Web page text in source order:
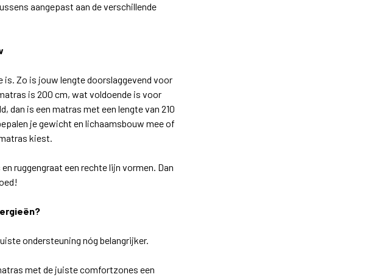
aangepast aan de verschillende
Zo is jouw lengte doorslaggevend voor
is 200 cm, wat voldoende is voor
dan is een matras met een lengte van 210
je gewicht en lichaamsbouw mee of
kiest.
ruggengraat een rechte lijn vormen. Dan
ondersteuning nóg belangrijker.
met de juiste comfortzones een